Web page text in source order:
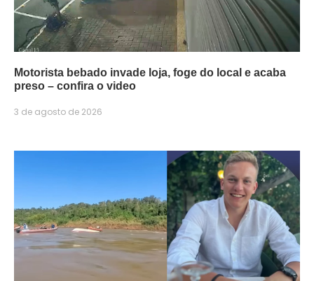
Motorista bebado invade loja, foge do local e acaba
preso – confira o video
3 de agosto de 2026